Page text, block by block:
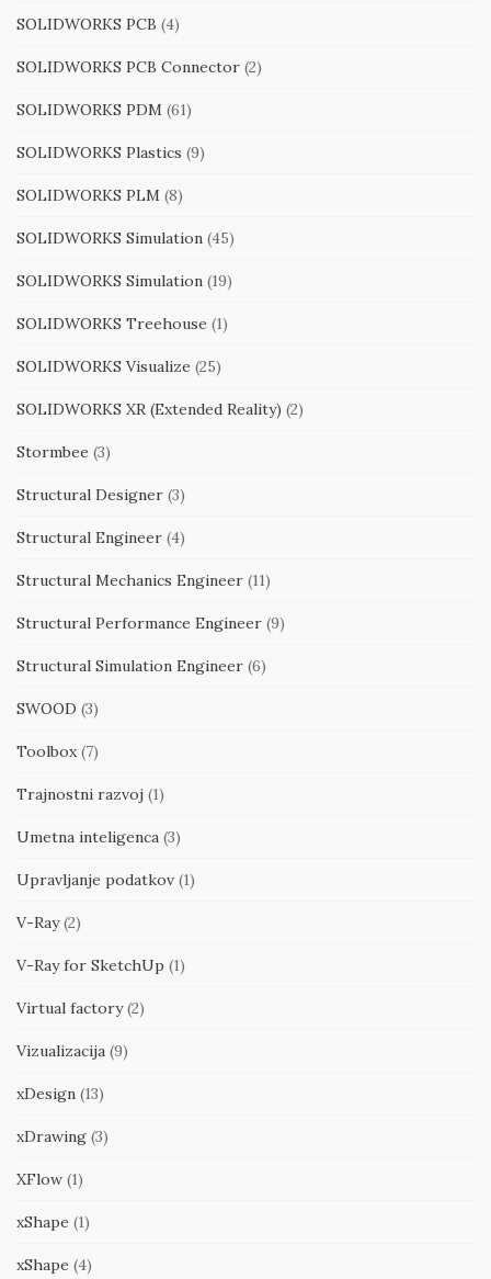
SOLIDWORKS PCB (4)
SOLIDWORKS PCB Connector (2)
SOLIDWORKS PDM (61)
SOLIDWORKS Plastics (9)
SOLIDWORKS PLM (8)
SOLIDWORKS Simulation (45)
SOLIDWORKS Simulation (19)
SOLIDWORKS Treehouse (1)
SOLIDWORKS Visualize (25)
SOLIDWORKS XR (Extended Reality) (2)
Stormbee (3)
Structural Designer (3)
Structural Engineer (4)
Structural Mechanics Engineer (11)
Structural Performance Engineer (9)
Structural Simulation Engineer (6)
SWOOD (3)
Toolbox (7)
Trajnostni razvoj (1)
Umetna inteligenca (3)
Upravljanje podatkov (1)
V-Ray(2)
V-Ray for SketchUp (1)
Virtual factory(2)
Vizualizacija (9)
xDesign (13)
xDrawing (3)
XFlow (1)
xShape (1)
xShape (4)